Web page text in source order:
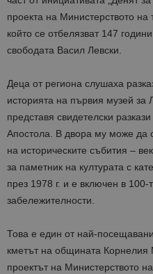
проекта на Министерството
който се отбелязват 147
свободата Васил Левски.
Деца от региона слушаха
историята на първия музей за
представя свидетелски
Апостола. В двора му може да
на историческите събития –
за паметник на културата с
през 1978 г. и е включен в 100-
забележителности.
Това е един от най-
кметът на общината Корнелия
проектът на Министерството